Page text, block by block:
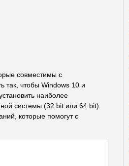
совместимы с
так, чтобы Windows 10 и
наиболее
системы (32 bit или 64 bit).
которые помогут с